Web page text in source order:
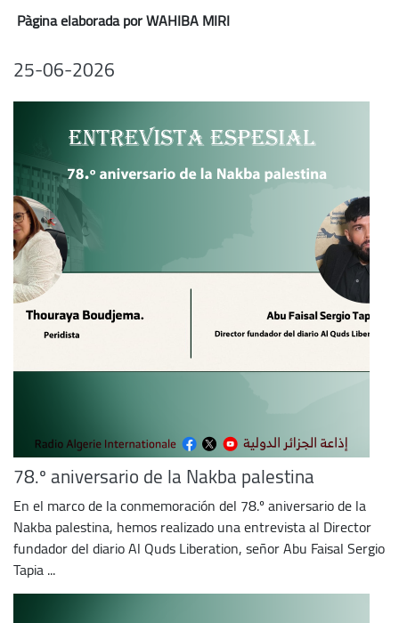
Pàgina elaborada por WAHIBA MIRI
25-06-2026
78.º aniversario de la Nakba palestina
En el marco de la conmemoración del 78.º aniversario de la
Nakba palestina, hemos realizado una entrevista al Director
fundador del diario Al Quds Liberation, señor Abu Faisal Sergio
Tapia ...